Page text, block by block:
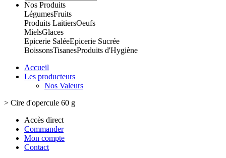
Nos Produits
LégumesFruits
Produits LaitiersOeufs
MielsGlaces
Epicerie SaléeEpicerie Sucrée
BoissonsTisanesProduits d'Hygiène
Accueil
Les producteurs
Nos Valeurs
> Cire d'opercule 60 g
Accès direct
Commander
Mon compte
Contact